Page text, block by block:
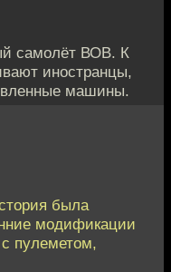
самолёт ВОВ. К
иностранцы,
машины.
была
модификации
пулеметом,